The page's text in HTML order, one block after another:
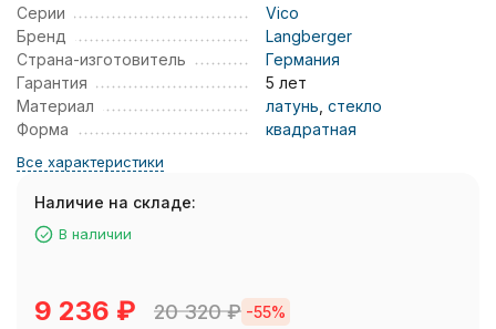
Серии
Vico
Бренд
Langberger
Страна-изготовитель
Германия
Гарантия
5 лет
Материал
латунь стекло
Форма
квадратная
Все характеристики
Наличие на складе:
В наличии
9 236 ₽ 20 320₽ -55%